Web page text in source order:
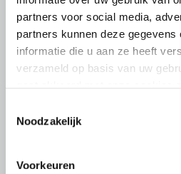
partners voor social media,
partners kunnen deze
informatie die u aan ze heeft
verzameld op basis van uw
Noodzakelijk
Voorkeuren
LTO LOBBY
6 AUGUSTUS 2026
Kamerlid
LTO Nederland ontving gisteren
Ronald Oenema op het
Vries in It Heidenskip.